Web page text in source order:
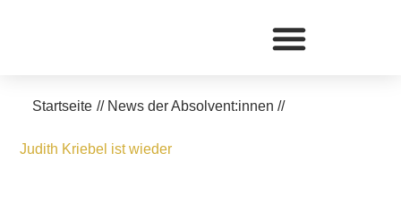
Startseite // News der Absolvent:innen //
Judith Kriebel ist wieder